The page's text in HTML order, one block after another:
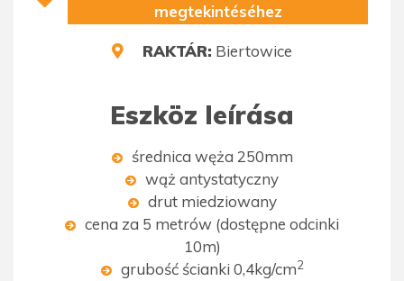
megtekintéséhez
RAKTÁR: Biertowice
Eszköz leírása
średnica węża 250mm
wąż antystatyczny
drut miedziowany
cena za 5 metrów (dostępne odcinki
10m)
grubość ścianki 0,4kg/cm2